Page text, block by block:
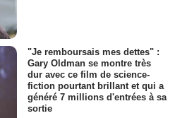
"Je remboursais mes dettes" :
Gary Oldman se montre très
dur avec ce film de science-
fiction pourtant brillant et qui a
généré 7 millions d'entrées à sa
sortie